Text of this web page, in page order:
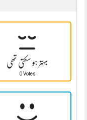
بہتر ہو سکتی تھی
0 Votes